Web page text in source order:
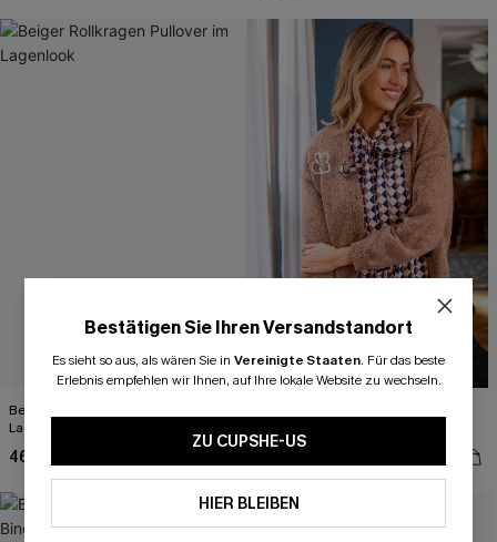
Beiger Rollkragen Pullover im
Lagenlook
46,00 €
Bestätigen Sie Ihren Versandstandort
Es sieht so aus, als wären Sie in Vereinigte Staaten. Für das beste
Erlebnis empfehlen wir Ihnen, auf Ihre lokale Website zu wechseln.
ZU CUPSHE-US
HIER BLEIBEN